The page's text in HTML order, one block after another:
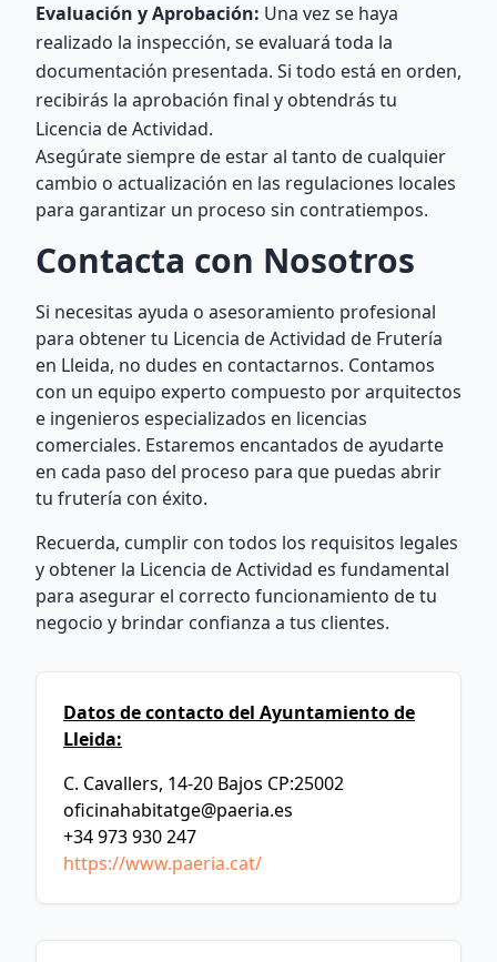
Evaluación y Aprobación: Una vez se haya
realizado la inspección, se evaluará toda la
documentación presentada. Si todo está en orden,
recibirás la aprobación final y obtendrás tu
Licencia de Actividad.
Asegúrate siempre de estar al tanto de cualquier
cambio o actualización en las regulaciones locales
para garantizar un proceso sin contratiempos.
Contacta con Nosotros
Si necesitas ayuda o asesoramiento profesional
para obtener tu Licencia de Actividad de Frutería
en Lleida, no dudes en contactarnos. Contamos
con un equipo experto compuesto por arquitectos
e ingenieros especializados en licencias
comerciales. Estaremos encantados de ayudarte
en cada paso del proceso para que puedas abrir
tu frutería con éxito.
Recuerda, cumplir con todos los requisitos legales
y obtener la Licencia de Actividad es fundamental
para asegurar el correcto funcionamiento de tu
negocio y brindar confianza a tus clientes.
Datos de contacto del Ayuntamiento de
Lleida:
C. Cavallers, 14-20 Bajos CP:25002
oficinahabitatge@paeria.es
+34 973 930 247
https://www.paeria.cat/